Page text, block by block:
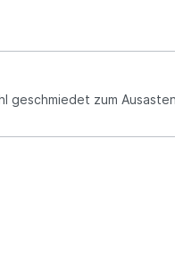
geschmiedet zum